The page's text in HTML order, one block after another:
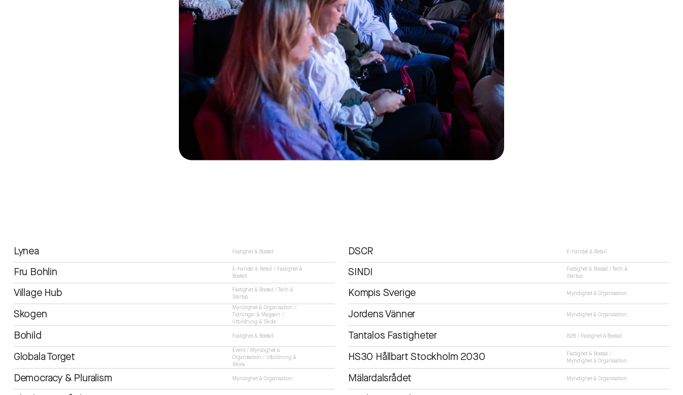
Lynea Fastighet & Bostad DSCR E-handel & Retail
Fru Bohlin E-handel & Retail / Fastighet &
Bostad
SINDI Fastighet & Bostad / Tech &
Startup
Village Hub Fastighet & Bostad / Tech &
Startup
Kompis Sverige Myndighet & Organisation
Skogen
Myndighet & Organisation /
Tidningar & Magasin /
Utbildning & Skola
Jordens Vänner Myndighet & Organisation
Bohild Fastighet & Bostad Tantalos Fastigheter B2B / Fastighet & Bostad
Globala Torget
Event / Myndighet &
Organisation /
Utbildning &
Skola
HS30 Hållbart Stockholm 2030 Fastighet & Bostad /
Myndighet & Organisation
Democracy & Pluralism Myndighet & Organisation Mälardalsrådet Myndighet & Organisation